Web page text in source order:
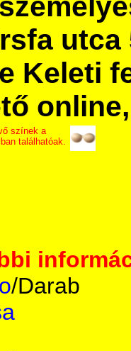
utca
Keleti
színek a
találhatóak.
/Darab